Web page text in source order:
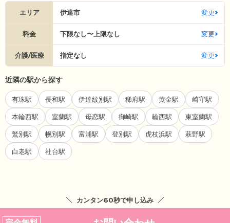
エリア 伊達市 変更
料金 下限なし〜上限なし 変更
介護/医療 指定なし 変更
近隣の駅から探す
有珠駅 長和駅 伊達紋別駅 稀府駅 黄金駅 崎守駅
本輪西駅 室蘭駅 母恋駅 御崎駅 輪西駅 東室蘭駅
鷲別駅 幌別駅 富浦駅 登別駅 虎杖浜駅 萩野駅
白老駅 社台駅
カンタン60秒で申し込み